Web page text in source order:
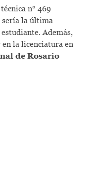
n° 469
sería la última
Además,
la licenciatura en
de Rosario